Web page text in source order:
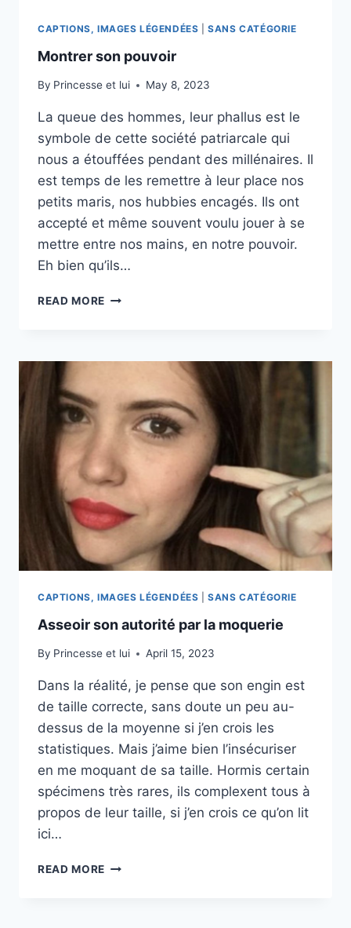
CAPTIONS, IMAGES LÉGENDÉES |SANS CATÉGORIE
Montrer son pouvoir
By Princesse et lui May 8, 2023
La queue des hommes, leur phallus est le
symbole de cette société patriarcale qui
nous a étouffées pendant des millénaires. Il
est temps de les remettre à leur place nos
petits maris, nos hubbies encagés. Ils ont
accepté et même souvent voulu jouer à se
mettre entre nos mains, en notre pouvoir.
Eh bien qu’ils…
READ MORE MONTRER
CAPTIONS, IMAGES LÉGENDÉES |SANS CATÉGORIE
Asseoir son autorité par la moquerie
By Princesse et lui April 15, 2023
Dans la réalité, je pense que son engin est
de taille correcte, sans doute un peu au-
dessus de la moyenne si j’en crois les
statistiques. Mais j’aime bien l’insécuriser
en me moquant de sa taille. Hormis certain
spécimens très rares, ils complexent tous à
propos de leur taille, si j’en crois ce qu’on lit
ici…
READ MORE ASSEOIR